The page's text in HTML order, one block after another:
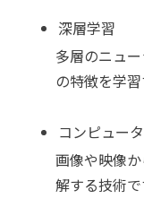
深層学習
多層のニュ
の特徴を学習
コンピュー
画像や映像
解する技術で